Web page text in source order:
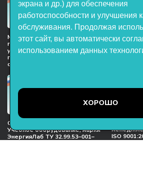
Мы в национальном союзе
предприятий индустрии
учебного оборудования и
поставщиков образовательных
организация
НТП
Сертификат соответствия
Учебное оборудование, марки
ЭнергияЛаб ТУ 32.99.53–001–
ISO
экрана и др.) для обеспечения
работоспособности и улучшения
обслуживания. Продолжая
этот сайт, вы автоматически
использованием данных
ХОРОШО